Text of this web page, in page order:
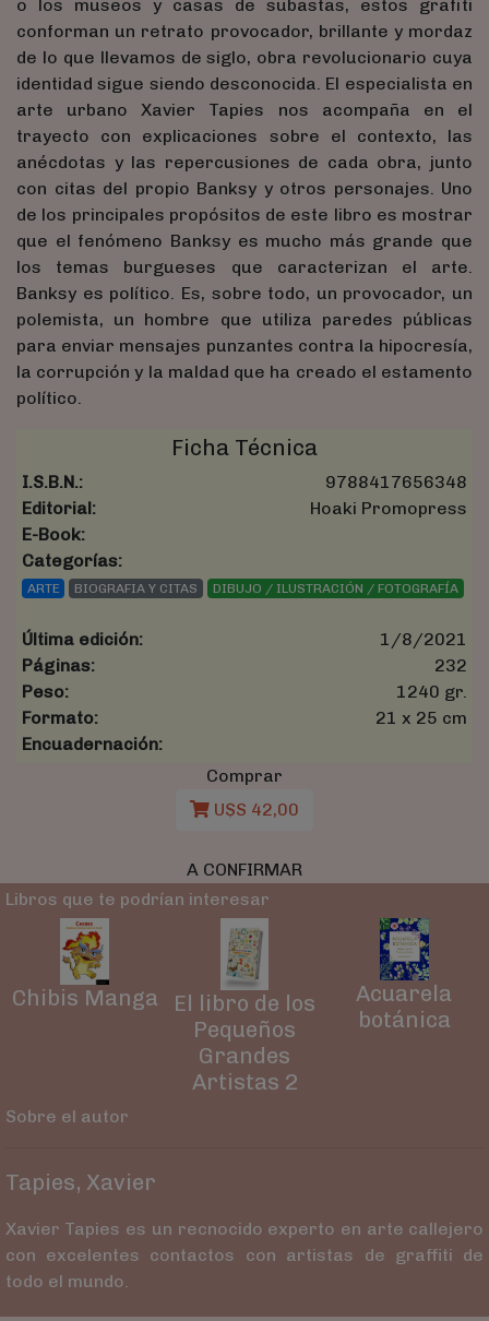
o los museos y casas de subastas, estos grafiti
conforman un retrato provocador, brillante y mordaz
de lo que llevamos de siglo, obra revolucionario cuya
identidad sigue siendo desconocida. El especialista en
arte urbano Xavier Tapies nos acompaña en el
trayecto con explicaciones sobre el contexto, las
anécdotas y las repercusiones de cada obra, junto
con citas del propio Banksy y otros personajes. Uno
de los principales propósitos de este libro es mostrar
que el fenómeno Banksy es mucho más grande que
los temas burgueses que caracterizan el arte.
Banksy es político. Es, sobre todo, un provocador, un
polemista, un hombre que utiliza paredes públicas
para enviar mensajes punzantes contra la hipocresía,
la corrupción y la maldad que ha creado el estamento
político.
Ficha Técnica
I.S.B.N.:
9788417656348
Editorial:
Hoaki Promopress
E-Book:
Categorías:
ARTE BIOGRAFIA Y CITAS DIBUJO / ILUSTRACIÓN / FOTOGRAFÍA
Última edición:
1/8/2021
Páginas:
232
Peso:
1240 gr.
Formato:
21 x 25 cm
Encuadernación:
Comprar
U$S 42,00
A CONFIRMAR
Libros que te podrían interesar
Chibis Manga
El libro de los
Pequeños
Grandes
Artistas 2
Acuarela
botánica
Sobre el autor
Tapies, Xavier
Xavier Tapies es un recnocido experto en arte callejero
con excelentes contactos con artistas de graffiti de
todo el mundo.